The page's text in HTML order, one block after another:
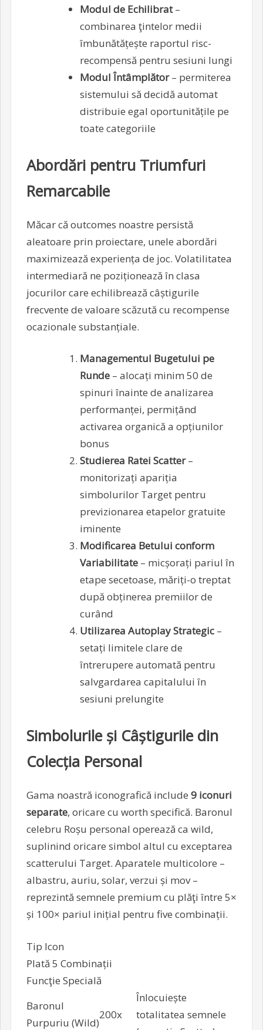
Modul de Echilibrat–
combinarea ţintelor medii
îmbunătățește raportul risc-
recompensă pentru sesiuni lungi
Modul Întâmplător– permiterea
sistemului să decidă automat
distribuie egal oportunitățile pe
toate categoriile
Abordări pentru Triumfuri
Remarcabile
Măcar că outcomes noastre persistă
aleatoare prin proiectare, unele abordări
maximizează experiența de joc. Volatilitatea
intermediară ne poziționează în clasa
jocurilor care echilibrează câștigurile
frecvente de valoare scăzută cu recompense
ocazionale substanțiale.
Managementul Bugetului pe
Runde– alocați minim 50 de
spinuri înainte de analizarea
performanței, permițând
activarea organică a opțiunilor
bonus
Studierea Ratei Scatter–
monitorizați apariția
simbolurilor Target pentru
previzionarea etapelor gratuite
iminente
Modificarea Betului conform
Variabilitate– micșorați pariul în
etape secetoase, măriți-o treptat
după obținerea premiilor de
curând
Utilizarea Autoplay Strategic–
setați limitele clare de
întrerupere automată pentru
salvgardarea capitalului în
sesiuni prelungite
Simbolurile și Câștigurile din
Colecția Personal
Gama noastră iconografică include 9 iconuri
separate, oricare cu worth specifică. Baronul
celebru Roșu personal operează ca wild,
suplinind oricare simbol altul cu exceptarea
scatterului Target. Aparatele multicolore –
albastru, auriu, solar, verzui și mov –
reprezintă semnele premium cu plăţi între 5×
și 100× pariul inițial pentru five combinații.
Tip Icon
Plată 5 Combinații
Funcţie Specială
Baronul
Purpuriu (Wild)
200x
Înlocuiește
totalitatea semnele